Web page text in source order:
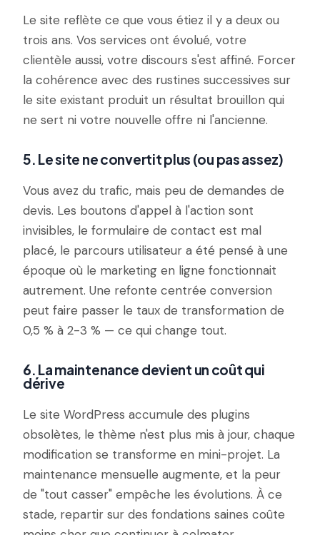
Le site reflète ce que vous étiez il y a deux ou
trois ans. Vos services ont évolué, votre
clientèle aussi, votre discours s'est affiné. Forcer
la cohérence avec des rustines successives sur
le site existant produit un résultat brouillon qui
ne sert ni votre nouvelle offre ni l'ancienne.
5. Le site ne convertit plus (ou pas assez)
Vous avez du trafic, mais peu de demandes de
devis. Les boutons d'appel à l'action sont
invisibles, le formulaire de contact est mal
placé, le parcours utilisateur a été pensé à une
époque où le marketing en ligne fonctionnait
autrement. Une refonte centrée conversion
peut faire passer le taux de transformation de
0,5 % à 2-3 % — ce qui change tout.
6. La maintenance devient un coût qui
dérive
Le site WordPress accumule des plugins
obsolètes, le thème n'est plus mis à jour, chaque
modification se transforme en mini-projet. La
maintenance mensuelle augmente, et la peur
de "tout casser" empêche les évolutions. À ce
stade, repartir sur des fondations saines coûte